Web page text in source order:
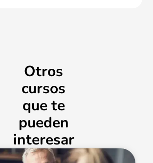
Otros
cursos
que te
pueden
interesar